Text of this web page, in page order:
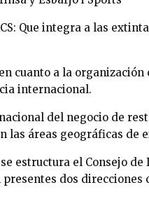
integra a las extintas
cuanto a la
internacional.
del negocio de
las áreas geográficas de
estructura el Consejo
presentes dos direcciones